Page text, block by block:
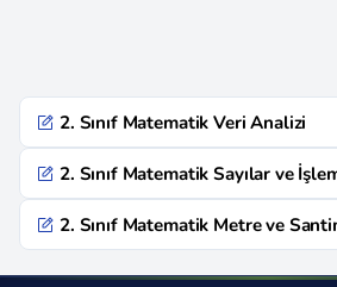
2. Sınıf Matematik Veri Analizi
2. Sınıf Matematik Sayılar ve
2. Sınıf Matematik Metre ve